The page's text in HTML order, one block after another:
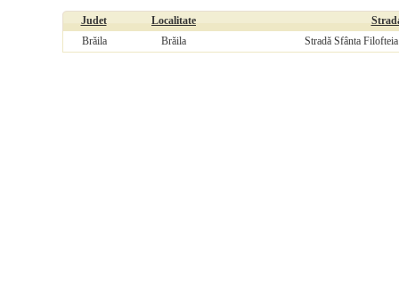
Judet Localitate
Brăila
Brăila Stradă Sfânta